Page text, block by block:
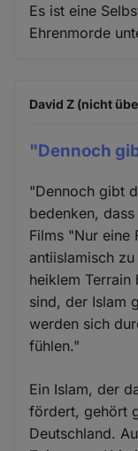
Es ist eine
Ehrenmorde
David Z (nicht
"Dennoch
"Dennoch gibt
bedenken,
Films "Nur eine
antiislamisch
heiklem
sind, der Islam
werden sich
fühlen."
Ein Islam, der
fördert, gehört
Deutschland.